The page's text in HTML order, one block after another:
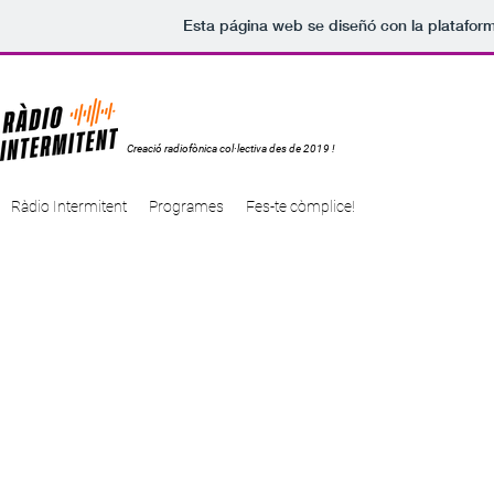
Esta página web se diseñó con la
Creació radiofònica col·lectiva des de 2019 !
Ràdio Intermitent Programes Fes-te còmplice!